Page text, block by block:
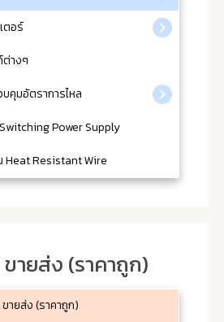
ตอร์
ต่างๆ
คุมอัตราการไหล
Power Supply
Heat Resistant Wire
ายส่ง (ราคาถูก)
ายส่ง (ราคาถูก)